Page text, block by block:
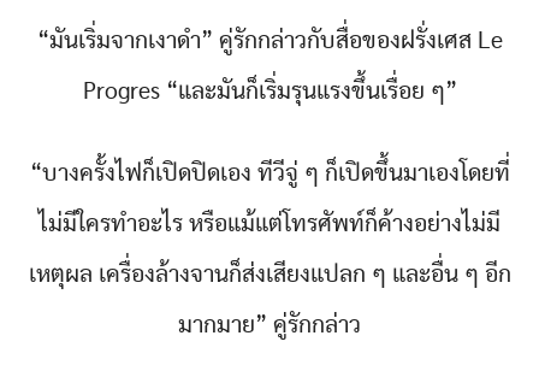
“มันเริ่มจากเงาดำ” คู่รักกล่าวกับสื่อของฝรั่งเศส Le
Progres “และมันก็เริ่มรุนแรงขึ้นเรื่อย ๆ”
“บางครั้งไฟก็เปิดปิดเอง ทีวีจู่ ๆ ก็เปิดขึ้นมาเองโดยที่
ไม่มีใครทำอะไร หรือแม้แต่โทรศัพท์ก็ค้างอย่างไม่มี
เหตุผล เครื่องล้างจานก็ส่งเสียงแปลก ๆ และอื่น ๆ อีก
มากมาย” คู่รักกล่าว